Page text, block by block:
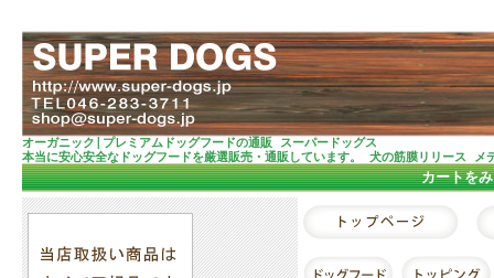
オーガニック|プレミアムドッグフードの通販 スーパードッグス
本当に安心安全なドッグフードを厳選販売・通販しています。 犬の筋膜リリース メ
カートを